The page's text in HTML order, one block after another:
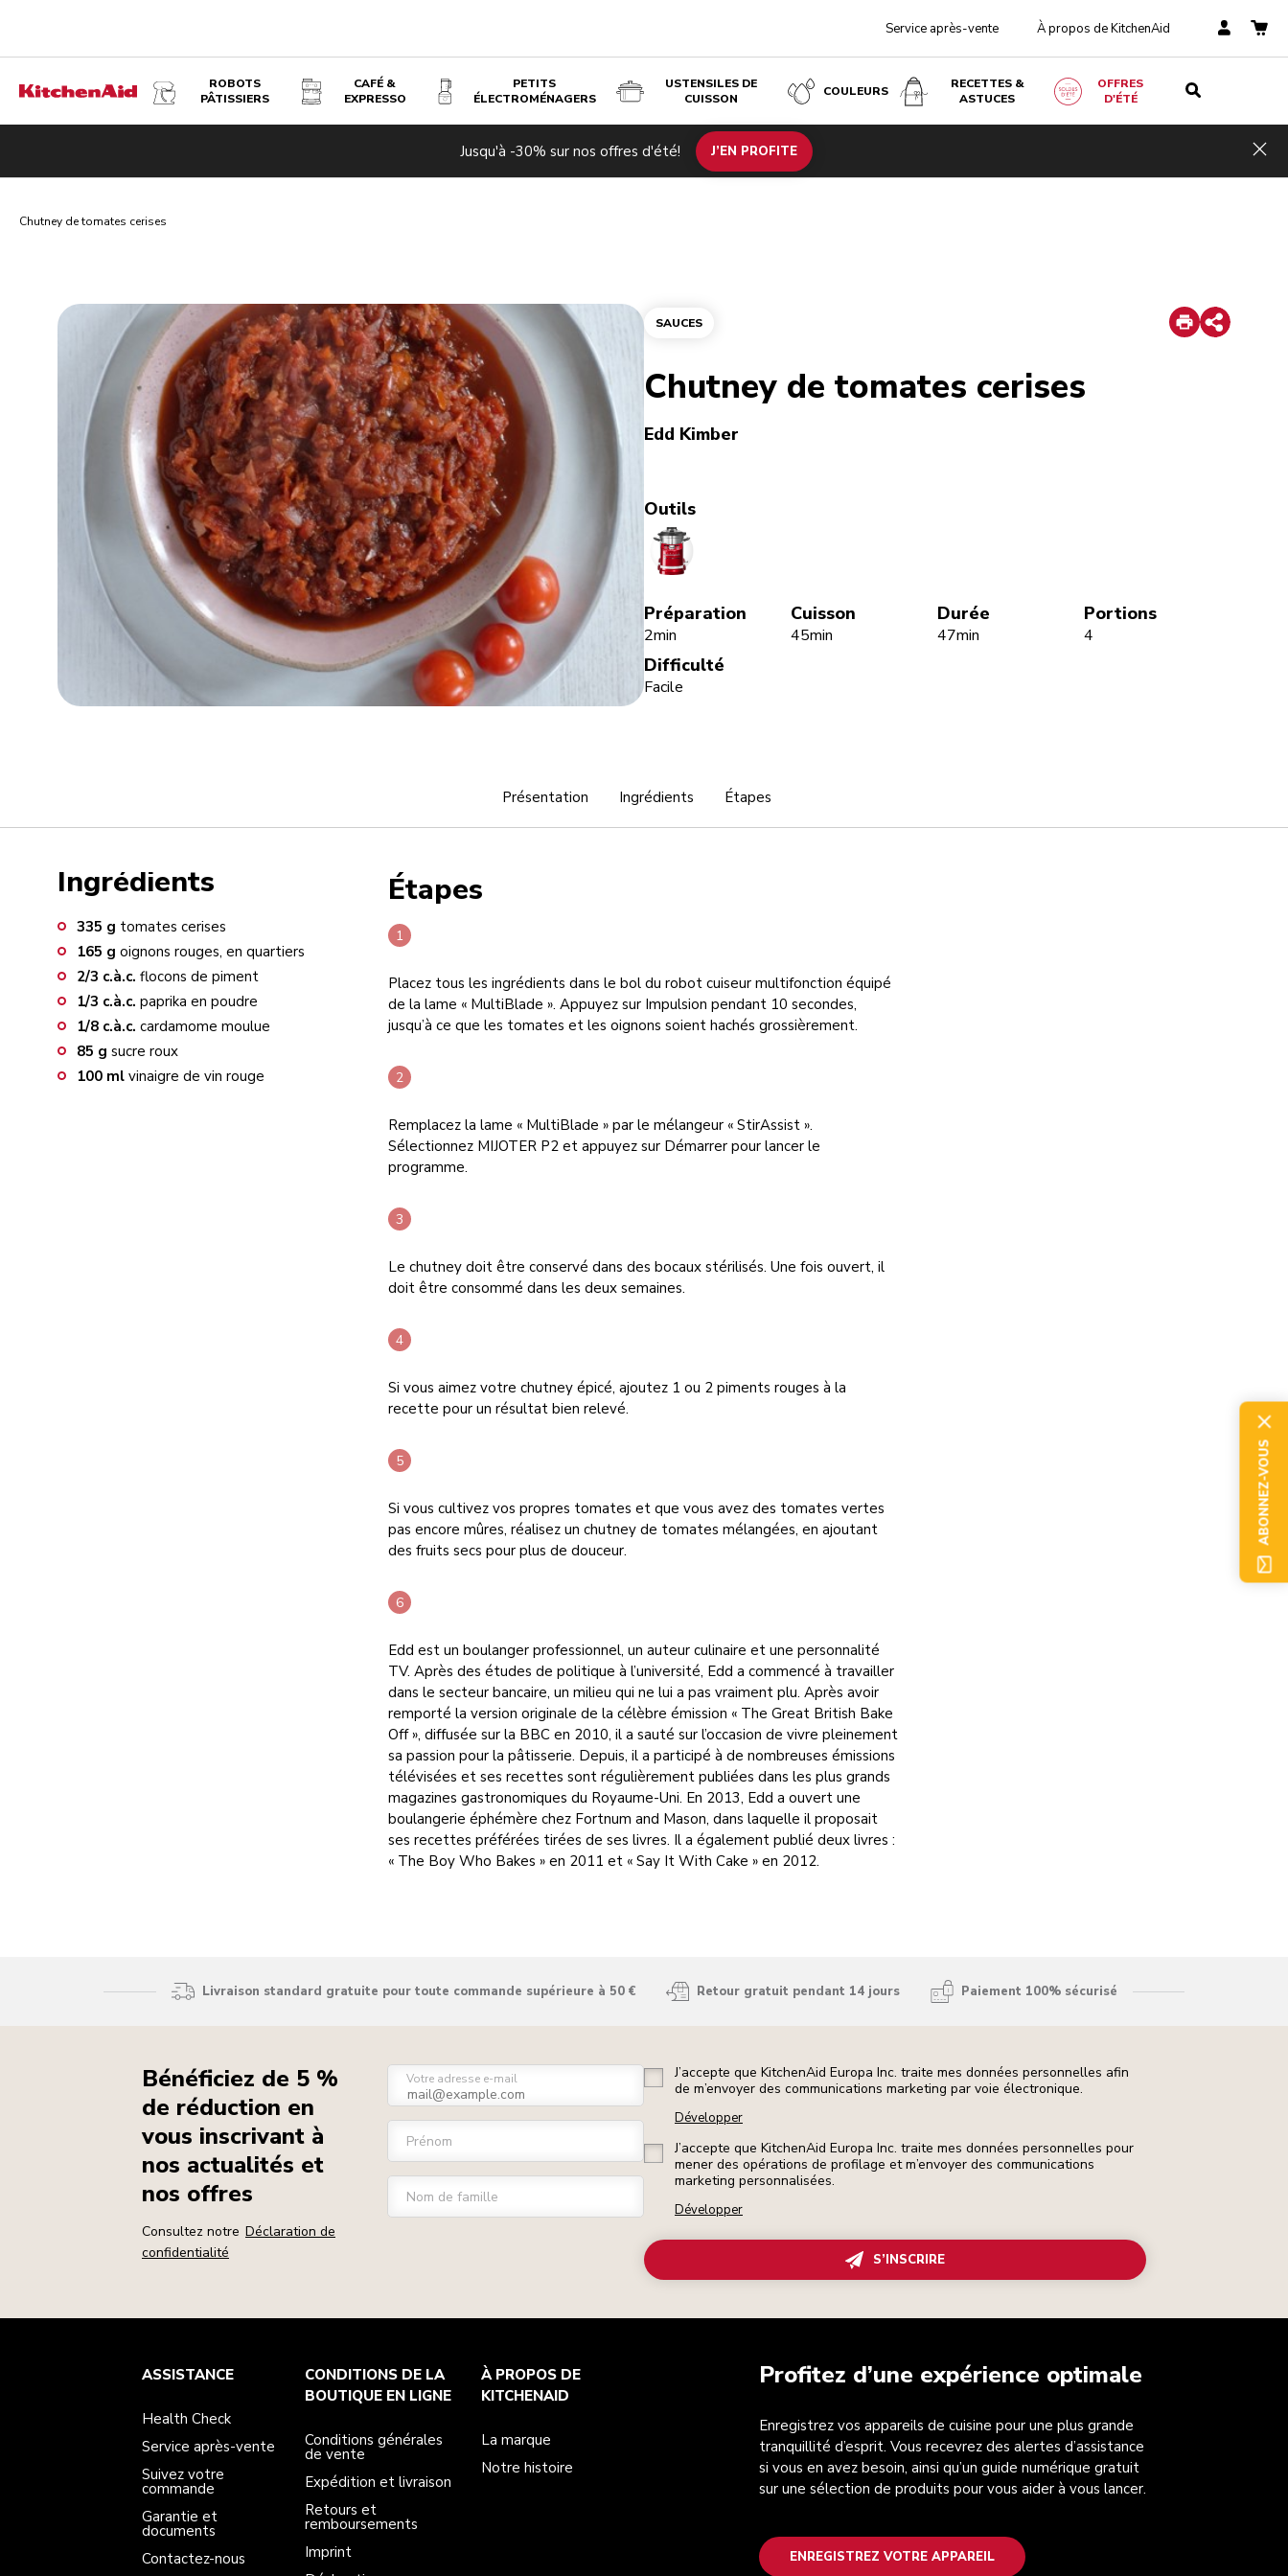
Service après-vente À propos de KitchenAid
ROBOTS
PÂTISSIERS
CAFÉ &
EXPRESSO
PETITS
ÉLECTROMÉNAGERS
USTENSILES DE
CUISSON
COULEURS
RECETTES &
ASTUCES
OFFRES
D'ÉTÉ
Jusqu'à -30% sur nos offres d'été! J’EN PROFITE
Chutney de tomates cerises
SAUCES Print
Share
Chutney de tomates cerises
Edd Kimber
Outils
CookProcessor
Préparation
2min
Cuisson
45min
Durée
47min
Portions
4
Difficulté
Facile
Présentation Ingrédients Étapes
Ingrédients
335 g tomates cerises
165 g oignons rouges, en quartiers
2/3 c.à.c. flocons de piment
1/3 c.à.c. paprika en poudre
1/8 c.à.c. cardamome moulue
85 g sucre roux
100 ml vinaigre de vin rouge
Étapes
Placez tous les ingrédients dans le bol du robot cuiseur multifonction équipé
de la lame « MultiBlade ». Appuyez sur Impulsion pendant 10 secondes,
jusqu’à ce que les tomates et les oignons soient hachés grossièrement.
Remplacez la lame « MultiBlade » par le mélangeur « StirAssist ».
Sélectionnez MIJOTER P2 et appuyez sur Démarrer pour lancer le
programme.
Le chutney doit être conservé dans des bocaux stérilisés. Une fois ouvert, il
doit être consommé dans les deux semaines.
Si vous aimez votre chutney épicé, ajoutez 1 ou 2 piments rouges à la
recette pour un résultat bien relevé.
Si vous cultivez vos propres tomates et que vous avez des tomates vertes
pas encore mûres, réalisez un chutney de tomates mélangées, en ajoutant
des fruits secs pour plus de douceur.
Edd est un boulanger professionnel, un auteur culinaire et une personnalité
TV. Après des études de politique à l’université, Edd a commencé à travailler
dans le secteur bancaire, un milieu qui ne lui a pas vraiment plu. Après avoir
remporté la version originale de la célèbre émission « The Great British Bake
Off », diffusée sur la BBC en 2010, il a sauté sur l’occasion de vivre pleinement
sa passion pour la pâtisserie. Depuis, il a participé à de nombreuses émissions
télévisées et ses recettes sont régulièrement publiées dans les plus grands
magazines gastronomiques du Royaume-Uni. En 2013, Edd a ouvert une
boulangerie éphémère chez Fortnum and Mason, dans laquelle il proposait
ses recettes préférées tirées de ses livres. Il a également publié deux livres :
« The Boy Who Bakes » en 2011 et « Say It With Cake » en 2012.
Livraison standard gratuite pour toute commande supérieure à 50 € Retour gratuit pendant 14 jours Paiement 100% sécurisé
Bénéficiez de 5 %
de réduction en
vous inscrivant à
nos actualités et
nos offres
Consultez notre Déclaration de
confidentialité
Votre adresse e-mail
Prénom
Nom de famille
J’accepte que KitchenAid Europa Inc. traite mes données personnelles afin
de m’envoyer des communications marketing par voie électronique.
Développer
J’accepte que KitchenAid Europa Inc. traite mes données personnelles pour
mener des opérations de profilage et m’envoyer des communications
marketing personnalisées.
Développer
S’INSCRIRE
Profitez d’une expérience optimale
Enregistrez vos appareils de cuisine pour une plus grande
tranquillité d’esprit. Vous recevrez des alertes d’assistance
si vous en avez besoin, ainsi qu’un guide numérique gratuit
sur une sélection de produits pour vous aider à vous lancer.
ENREGISTREZ VOTRE APPAREIL
Health Check
Service après-vente
Contactez-nous
Conditions générales de vente
Expédition et livraison
Déclaration d’accessibilité
La marque
Notre histoire
Trouver une boutique
ASSISTANCE
Health Check
Service après-vente
Suivez votre
commande
Garantie et
documents
Contactez-nous
CONDITIONS DE LA
BOUTIQUE EN LIGNE
Conditions générales
de vente
Expédition et livraison
Retours et
remboursements
Imprint
À PROPOS DE
KITCHENAID
La marque
Notre histoire
ABONNEZ-VOUS